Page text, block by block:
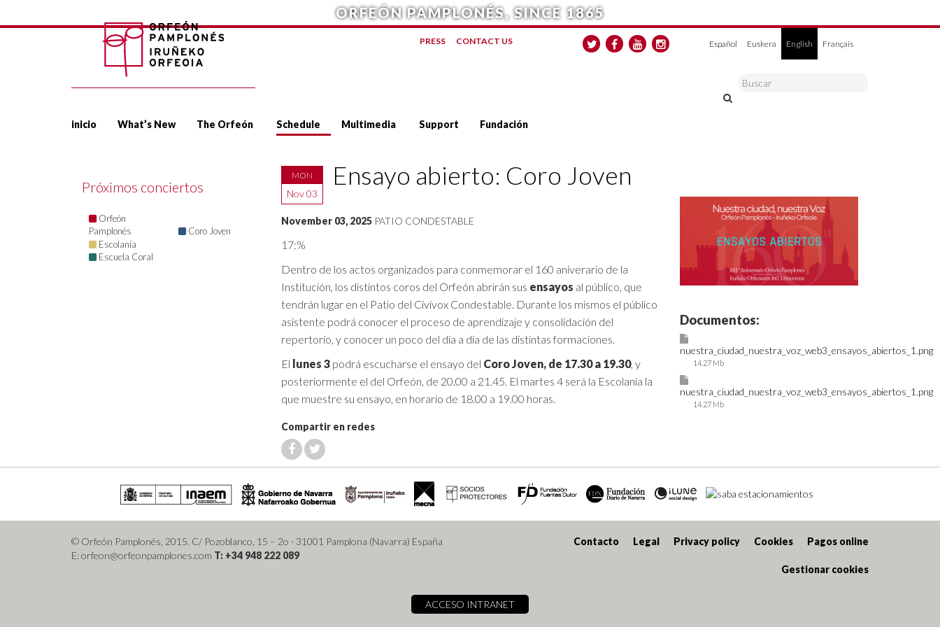
ORFEÓN PAMPLONÉS, SINCE 1865
Español Euskera English Français
PRESS CONTACT US
inicio What’s New The Orfeón Schedule Multimedia Support Fundación
Documentos:
nuestra_ciudad_nuestra_voz_web3_ensayos_abiertos_1.png
14.27 Mb
nuestra_ciudad_nuestra_voz_web3_ensayos_abiertos_1.png
14.27 Mb
MON
Nov 03
Ensayo abierto: Coro Joven
November 03, 2025 PATIO CONDESTABLE
17:%
Dentro de los actos organizados para conmemorar el 160 aniverario de la
Institución, los distintos coros del Orfeón abrirán sus ensayos al público, que
tendrán lugar en el Patio del Civivox Condestable. Durante los mismos el público
asistente podrá conocer el proceso de aprendizaje y consolidación del
repertorio, y conocer un poco del día a día de las distintas formaciones.
El lunes 3 podrá escucharse el ensayo del Coro Joven, de 17.30 a 19.30, y
posteriormente el del Orfeón, de 20.00 a 21.45. El martes 4 será la Escolanía la
que muestre su ensayo, en horario de 18.00 a 19.00 horas.
Compartir en redes
Próximos conciertos
Orfeón
Pamplonés
Coro Joven
Escolanía
Escuela Coral
© Orfeón Pamplonés, 2015. C/ Pozoblanco, 15 – 2o · 31001 Pamplona (Navarra) España
E: orfeon@orfeonpamplones.com T: +34 948 222 089
Contacto Legal Privacy policy Cookies Pagos online
Gestionar cookies
ACCESO INTRANET